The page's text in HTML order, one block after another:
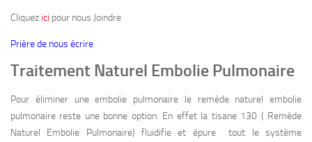
Cliquez ici pour nous Joindre
Prière de nous écrire
Traitement Naturel Embolie Pulmonaire
Pour éliminer une embolie pulmonaire le remède naturel embolie
pulmonaire reste une bonne option. En effet la tisane 130 ( Remède
Naturel Embolie Pulmonaire) fluidifie et épure tout le système